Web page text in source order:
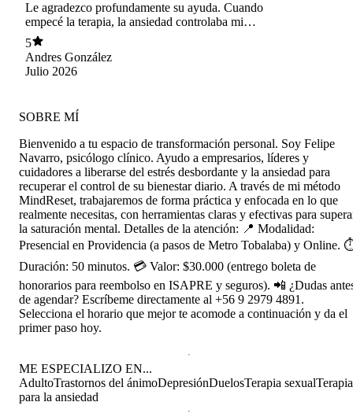
Le agradezco profundamente su ayuda. Cuando
empecé la terapia, la ansiedad controlaba mi
vida y veía muy lejano el poder estar bien.
Nunca me juzgó, me escuchó y me dio
estrategias que fueron importantes para superar
lo que estaba pasando. Hoy por fin me siento
5
Andres González
Julio 2026
SOBRE MÍ
Bienvenido a tu espacio de transformación personal. Soy Felipe
Navarro, psicólogo clínico. Ayudo a empresarios, líderes y
cuidadores a liberarse del estrés desbordante y la ansiedad para
recuperar el control de su bienestar diario. A través de mi método
MindReset, trabajaremos de forma práctica y enfocada en lo que
realmente necesitas, con herramientas claras y efectivas para
la saturación mental. Detalles de la atención: 📍 Modalidad:
Presencial en Providencia (a pasos de Metro Tobalaba) y Online.
Duración: 50 minutos. 💳 Valor: $30.000 (entrego boleta de
honorarios para reembolso en ISAPRE y seguros). 📲 ¿Dudas
de agendar? Escríbeme directamente al +56 9 2979 4891.
Selecciona el horario que mejor te acomode a continuación y da el
primer paso hoy.
ME ESPECIALIZO EN...
AdultoTrastornos del ánimoDepresiónDuelosTerapia sexualTerapia
para la ansiedad